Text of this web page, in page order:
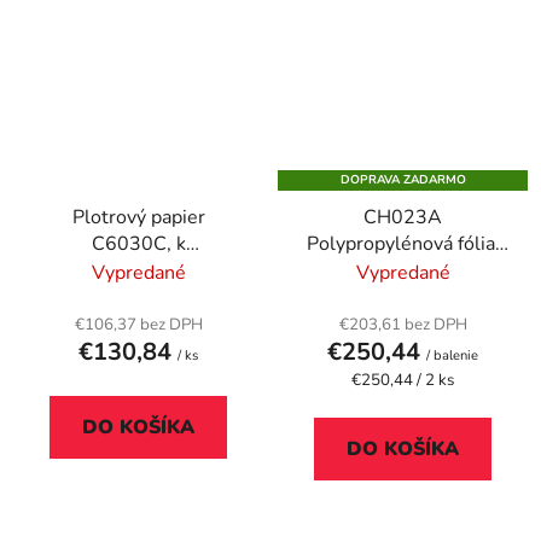
Plotrový papier
C6030C, k
atramentovým
30,5 m, 130 g, matný,
HP
Vypredané
€106,37 bez DPH
€130,84 / ks
DO KOŠÍKA
DOPRAVA ZADARMO
CH023A
Polypropylénová fólia,
914 mm x 30,5 m, 120
Vypredané
€203,61 bez DPH
€250,44 / balenie
Jednotková
€250,44 / 2 ks
DO KOŠÍKA